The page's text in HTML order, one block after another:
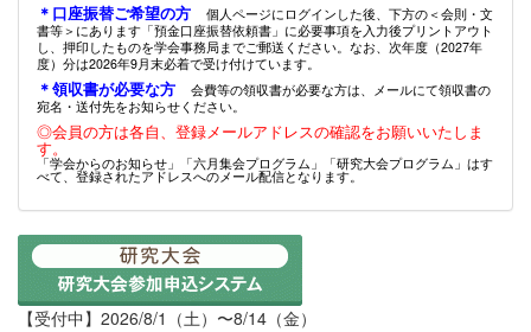
＊口座振替ご希望の方
個人ページにログインした後、下方の＜会則・文
書等＞にあります「預金口座振替依頼書」に必要事項を入力後プリントアウト
し、押印したものを学会事務局までご郵送ください。なお、次年度（2027年
度）分は2026年9月末必着で受け付けています。
＊領収書が必要な方
会費等の領収書が必要な方は、メールにて領収書の
宛名・送付先をお知らせください。
◎会員の方は各自、登録メールアドレスの確認をお願いいたしま
す。
「学会からのお知らせ」「六月集会プログラム」「研究大会プログラム」はす
べて、登録されたアドレスへのメール配信となります。
【受付中】2026/8/1（土）〜8/14（金）